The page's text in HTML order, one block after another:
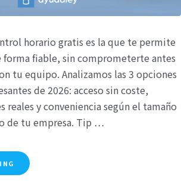
horario gratis es la que te permite
forma fiable, sin comprometerte antes
tu equipo. Analizamos las 3 opciones
de 2026: acceso sin coste,
reales y conveniencia según el tamaño
de tu empresa. Tip …